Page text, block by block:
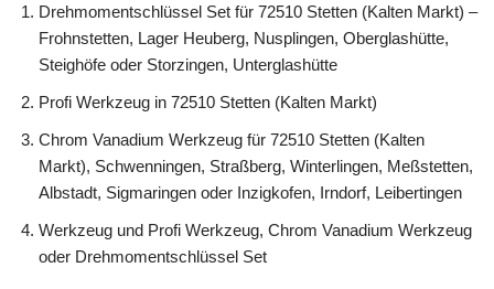
Drehmomentschlüssel Set für 72510 Stetten (Kalten Markt) –
Frohnstetten, Lager Heuberg, Nusplingen, Oberglashütte,
Steighöfe oder Storzingen, Unterglashütte
Profi Werkzeug in 72510 Stetten (Kalten Markt)
Chrom Vanadium Werkzeug für 72510 Stetten (Kalten
Markt), Schwenningen, Straßberg, Winterlingen, Meßstetten,
Albstadt, Sigmaringen oder Inzigkofen, Irndorf, Leibertingen
Werkzeug und Profi Werkzeug, Chrom Vanadium Werkzeug
oder Drehmomentschlüssel Set